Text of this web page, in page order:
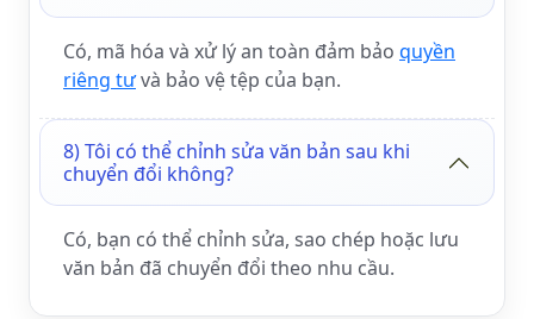
Có, mã hóa và xử lý an toàn đảm bảo quyền
riêng tưvà bảo vệ tệp của bạn.
8) Tôi có thể chỉnh sửa văn bản sau khi
chuyển đổi không?
Có, bạn có thể chỉnh sửa, sao chép hoặc lưu
văn bản đã chuyển đổi theo nhu cầu.